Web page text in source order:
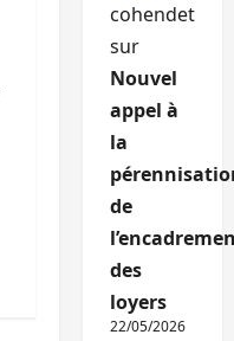
cohendet
sur
Nouvel
appel à
la
de
des
loyers
22/05/2026